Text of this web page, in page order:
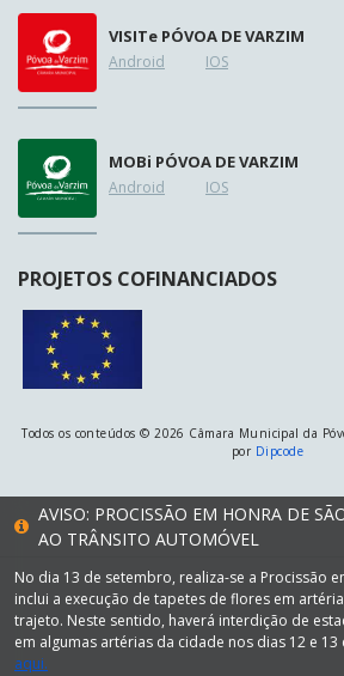
VISITe PÓVOA DE VARZIM
Android IOS
MOBi PÓVOA DE VARZIM
Android IOS
PROJETOS COFINANCIADOS
Todos os conteúdos © 2026 Câmara Municipal da
por Dipcode
AVISO: PROCISSÃO EM HONRA DE
AO TRÂNSITO AUTOMÓVEL
No dia 13 de setembro, realiza-se a Procissão
inclui a execução de tapetes de flores em
trajeto. Neste sentido, haverá interdição de
em algumas artérias da cidade nos dias 12 e
aqui.